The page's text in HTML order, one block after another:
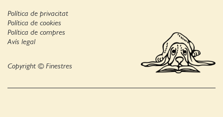
Política de privacitat
Política de cookies
Avís legal
Política de compres
Copyright © Finestres